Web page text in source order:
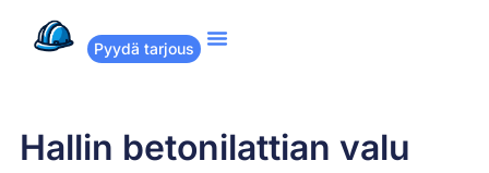
Pyydä tarjous
Hallin betonilattian valu